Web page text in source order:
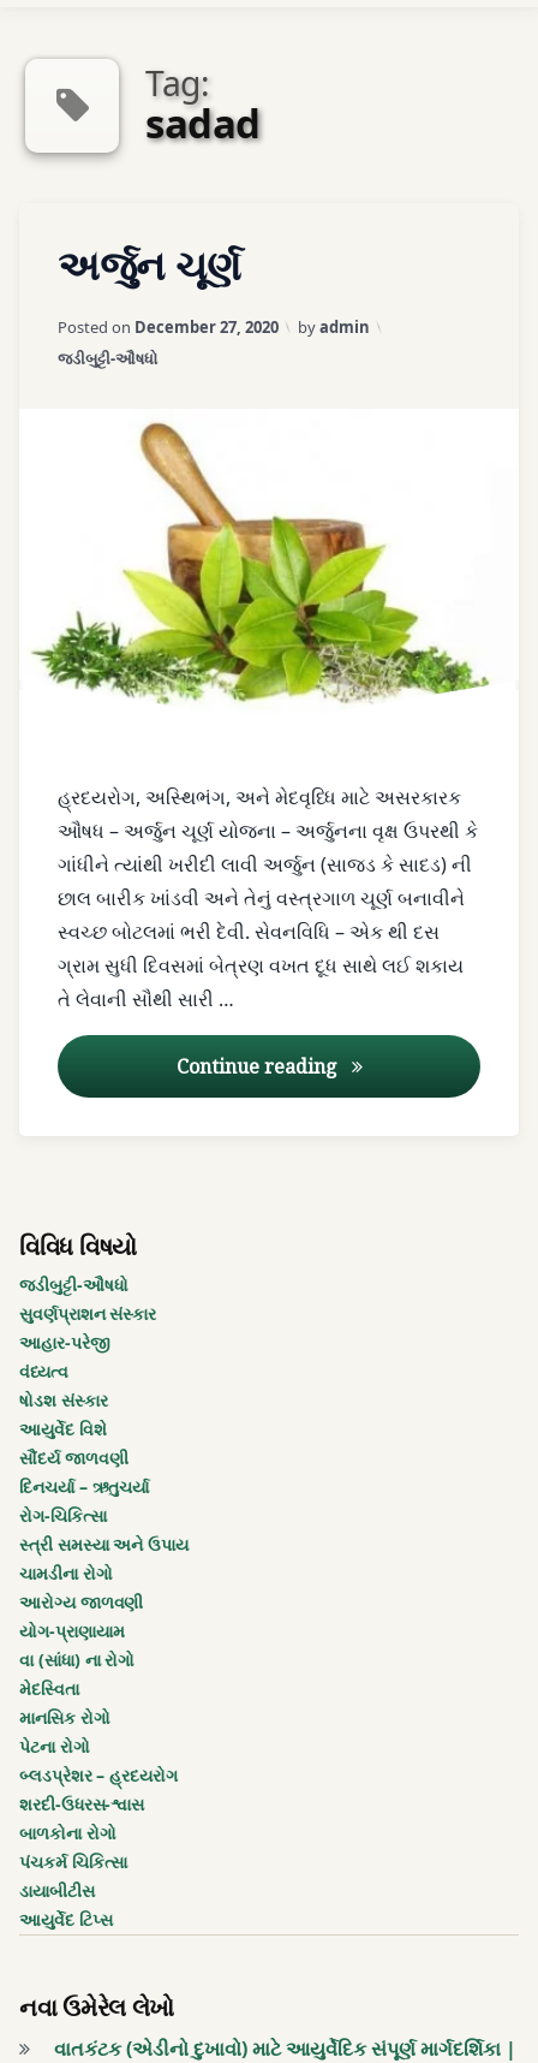
Ayurveda Sexologist
અમારો સંપર્ક કરો
Tag:
sadad
અર્જુન ચૂર્ણ
Posted on December 27, 2020 Updated on
byadmin
Categories:
જડીબુટ્ટી-ઔષધો
હ્રદયરોગ, અસ્થિભંગ, અને મેદવૃધ્ધિ માટે અસરકારક
ઔષધ – અર્જુન ચૂર્ણ યોજના – અર્જુનના વૃક્ષ ઉપરથી કે
ગાંધીને ત્યાંથી ખરીદી લાવી અર્જુન (સાજડ કે સાદડ) ની
છાલ બારીક ખાંડવી અને તેનું વસ્ત્રગાળ ચૂર્ણ બનાવીને
સ્વચ્છ બોટલમાં ભરી દેવી. સેવનવિધિ – એક થી દસ
ગ્રામ સુધી દિવસમાં બેત્રણ વખત દૂધ સાથે લઈ શકાય
તે લેવાની સૌથી સારી …
Continue reading અર્જુન ચૂર્ણ
arjun
arjun
chhal
heart
tonic
paak
lohi
ni
unap
lohi
saaf
karanar
lohi
sadad
sadad
chhal
vajan
ghatado
અર્જુન
ક્ષીરપાક
દૂધપાક
મેદવૃધ્ધિ
લોહીને
સુધારનારું
સાજડ
સાદડ
હ્રદયરોગ
a
Comment
on
અર્જુન
વિવિધ વિષયો
જડીબુટ્ટી-ઔષધો
સુવર્ણપ્રાશન સંસ્કાર
આહાર-પરેજી
વંધ્યત્વ
ષોડશ સંસ્કાર
આયુર્વેદ વિશે
સૌંદર્ય જાળવણી
દિનચર્યા – ઋતુચર્યા
રોગ-ચિકિત્સા
સ્ત્રી સમસ્યા અને ઉપાય
ચામડીના રોગો
આરોગ્ય જાળવણી
યોગ-પ્રાણાયામ
વા (સાંધા) ના રોગો
મેદસ્વિતા
માનસિક રોગો
પેટના રોગો
બ્લડપ્રેશર – હ્રદયરોગ
શરદી-ઉધરસ-શ્વાસ
બાળકોના રોગો
પંચકર્મ ચિકિત્સા
ડાયાબીટીસ
આયુર્વેદ ટિપ્સ
નવા ઉમેરેલ લેખો
વાતકંટક (એડીનો દુખાવો) માટે આયુર્વેદિક સંપૂર્ણ માર્ગદર્શિકા |